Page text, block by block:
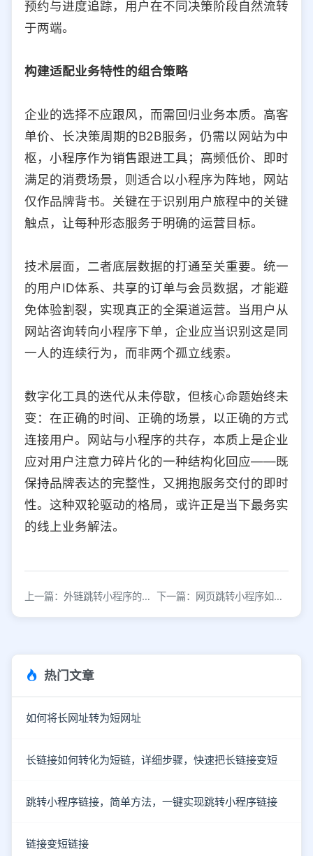
预约与进度追踪，用户在不同决策阶段自然流转
于两端。
构建适配业务特性的组合策略
企业的选择不应跟风，而需回归业务本质。高客
单价、长决策周期的B2B服务，仍需以网站为中
枢，小程序作为销售跟进工具；高频低价、即时
满足的消费场景，则适合以小程序为阵地，网站
仅作品牌背书。关键在于识别用户旅程中的关键
触点，让每种形态服务于明确的运营目标。
技术层面，二者底层数据的打通至关重要。统一
的用户ID体系、共享的订单与会员数据，才能避
免体验割裂，实现真正的全渠道运营。当用户从
网站咨询转向小程序下单，企业应当识别这是同
一人的连续行为，而非两个孤立线索。
数字化工具的迭代从未停歇，但核心命题始终未
变：在正确的时间、正确的场景，以正确的方式
连接用户。网站与小程序的共存，本质上是企业
应对用户注意力碎片化的一种结构化回应——既
保持品牌表达的完整性，又拥抱服务交付的即时
性。这种双轮驱动的格局，或许正是当下最务实
的线上业务解法。
上一篇：外链跳转小程序的完整操作指南与实现方法 下一篇：网页跳转小程序如何实现？无缝链接技术方案详解
热门文章
如何将长网址转为短网址
长链接如何转化为短链，详细步骤，快速把长链接变短
跳转小程序链接，简单方法，一键实现跳转小程序链接
链接变短链接